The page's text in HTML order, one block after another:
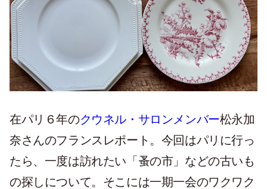
在パリ６年のクウネル・サロンメンバー松永加
奈さんのフランスレポート。今回はパリに行っ
たら、一度は訪れたい「蚤の市」などの古いも
の探しについて。そこには一期一会のワクワク